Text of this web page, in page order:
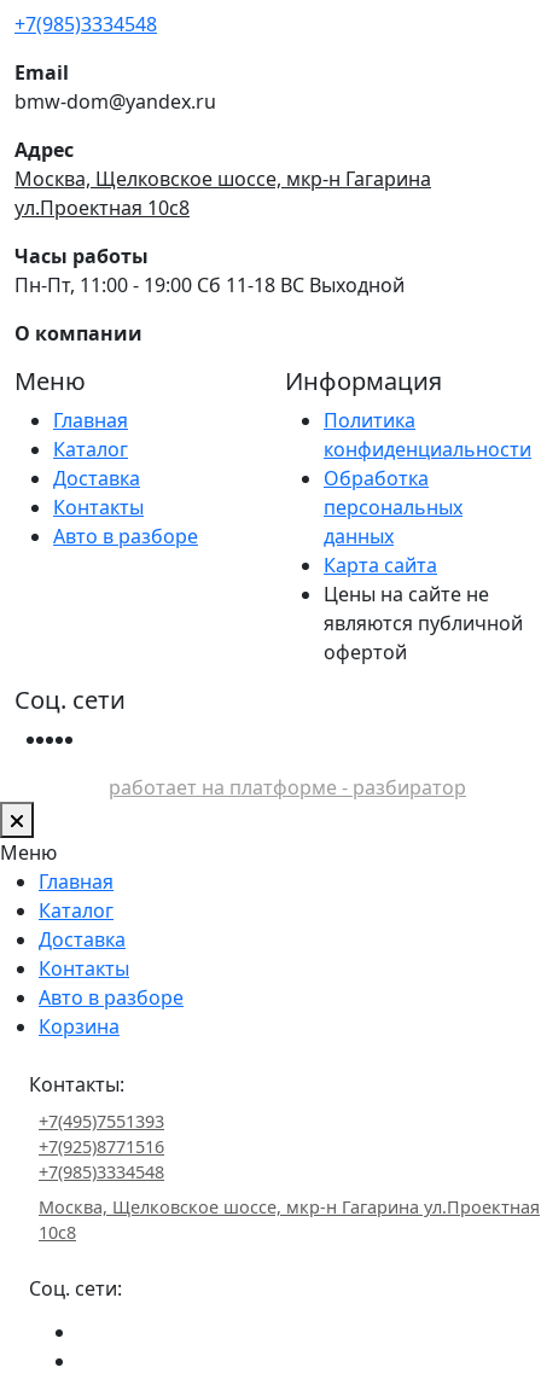
+7(985)3334548
Email
bmw-dom@yandex.ru
Адрес
Москва, Щелковское шоссе, мкр-н Гагарина
ул.Проектная 10с8
Часы работы
Пн-Пт, 11:00 - 19:00 Сб 11-18 ВС Выходной
О компании
Меню
Главная
Каталог
Доставка
Контакты
Авто в разборе
Информация
Политика
конфиденциальности
Обработка
персональных
данных
Карта сайта
Цены на сайте не
являются публичной
офертой
Соц. сети
работает на платформе - разбиратор
Меню
Главная
Каталог
Доставка
Контакты
Авто в разборе
Корзина
Контакты:
+7(495)7551393
+7(925)8771516
+7(985)3334548
Москва, Щелковское шоссе, мкр-н Гагарина ул.Проектная
10с8
Соц. сети: